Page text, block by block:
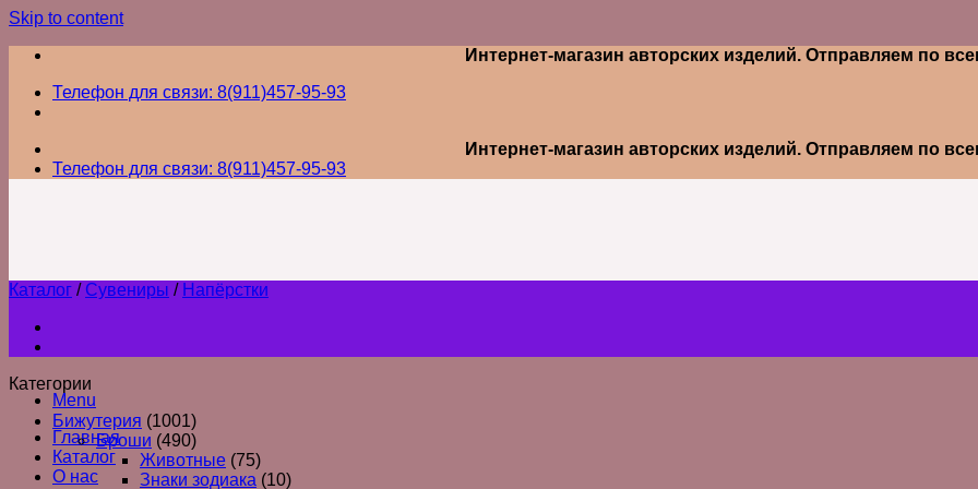
Skip to content
Интернет-магазин авторских изделий. Отправляем по
Телефон для связи: 8(911)457-95-93
Интернет-магазин авторских изделий. Отправляем по
Телефон для связи: 8(911)457-95-93
Menu
Главная
Каталог
О нас
Каталог / Сувениры / Напёрстки
Категории
Бижутерия (1001)
Броши (490)
Животные (75)
Знаки зодиака (10)